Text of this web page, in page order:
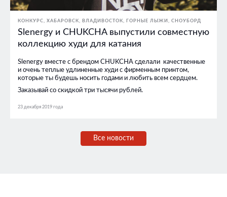
КОНКУРС ХАБАРОВСК ВЛАДИВОСТОК ГОРНЫЕ ЛЫЖИ СНОУБОРД
Slenergy и CHUKCHA выпустили совместную
коллекцию худи для катания
Slenergy вместе с брендом CHUKCHA сделали качественные
и очень теплые удлиненные худи с фирменным принтом,
которые ты будешь носить годами и любить всем сердцем.
Заказывай со скидкой три тысячи рублей.
23 декабря 2019 года
Все новости